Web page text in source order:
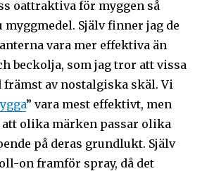
oattraktiva för myggen så
myggmedel. Själv finner jag de
vara mer effektiva än
beckolja, som jag tror att vissa
av nostalgiska skäl. Vi
” vara mest effektivt, men
olika märken passar olika
på deras grundlukt. Själv
on framför spray, då det